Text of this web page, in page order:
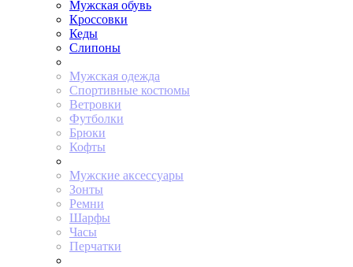
Мужская обувь
Кроссовки
Кеды
Слипоны
Мужская одежда
Спортивные костюмы
Ветровки
Футболки
Брюки
Кофты
Мужские аксессуары
Зонты
Ремни
Шарфы
Часы
Перчатки